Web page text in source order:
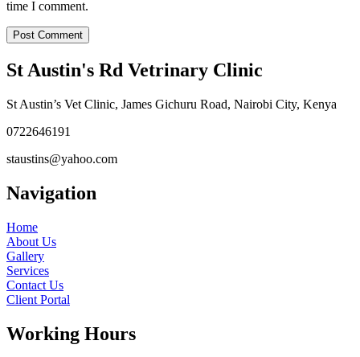
time I comment.
St Austin's Rd Vetrinary Clinic
St Austin’s Vet Clinic, James Gichuru Road, Nairobi City, Kenya
0722646191
staustins@yahoo.com
Navigation
Home
About Us
Gallery
Services
Contact Us
Client Portal
Working Hours